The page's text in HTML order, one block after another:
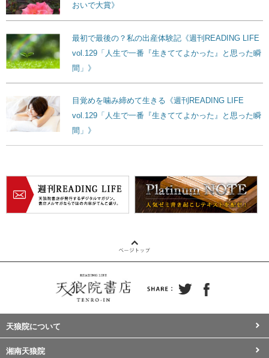
おいで大賞》
最初で最後の？私の出産体験記《週刊READING LIFE
vol.129「人生で一番『生きててよかった』と思った瞬
間」》
目覚めを噛み締めて生きる《週刊READING LIFE
vol.129「人生で一番『生きててよかった』と思った瞬
間」》
天狼院について
湘南天狼院